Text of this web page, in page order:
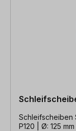
Schleifscheiben
P120 | Ø: 125 mm